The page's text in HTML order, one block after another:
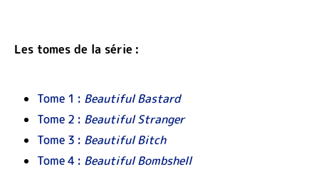
Les tomes de la série :
Tome 1 : Beautiful Bastard
Tome 2 : Beautiful Stranger
Tome 3 : Beautiful Bitch
Tome 4 : Beautiful Bombshell